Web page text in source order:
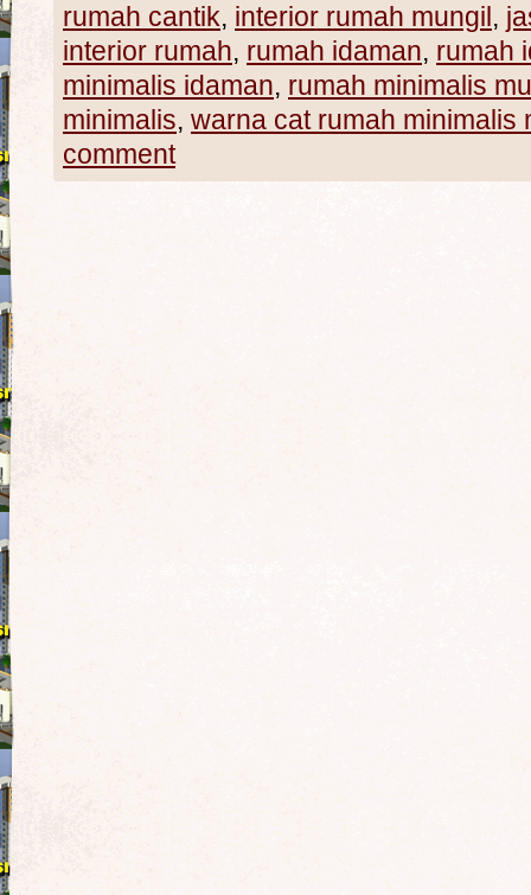
rumah cantik, interior rumah mungil,
interior rumah, rumah idaman, rumah
minimalis idaman, rumah minimalis
minimalis, warna cat rumah minimalis
comment